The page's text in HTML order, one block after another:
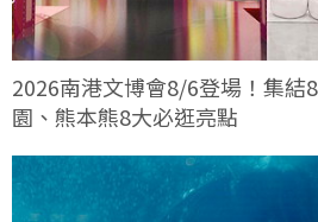
2026南港文博會8/6登場！集結
園、熊本熊8大必逛亮點